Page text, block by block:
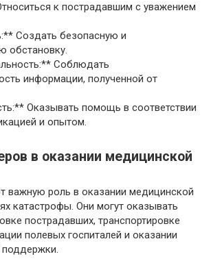
к пострадавшим с уважением
Создать безопасную и
обстановку.
Соблюдать
информации, полученной от
Оказывать помощь в соответствии
и опытом.
в оказании медицинской
важную роль в оказании медицинской
катастрофы. Они могут оказывать
пострадавших, транспортировке
полевых госпиталей и оказании
поддержки.